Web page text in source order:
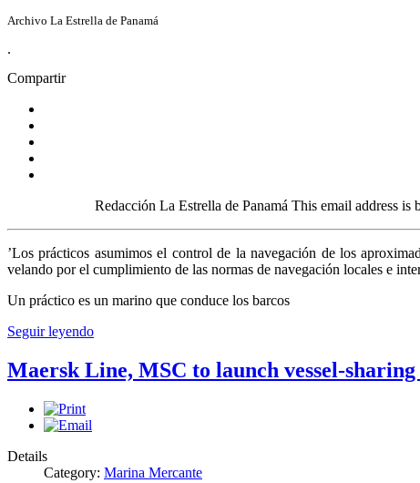
Archivo La Estrella de Panamá
.
Compartir
Redacción La Estrella de Panamá This email address is being
’Los prácticos asumimos el control de la navegación de los
velando por el cumplimiento de las normas de navegación locales e
Un práctico es un marino que conduce los barcos
Seguir leyendo
Maersk Line, MSC to launch vessel-
Details
Category: Marina Mercante